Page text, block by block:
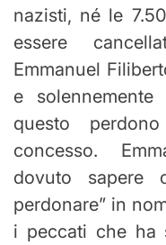
nazisti, né le
essere
Emmanuel
e
questo
concesso.
dovuto
perdonare” in
i peccati che ha